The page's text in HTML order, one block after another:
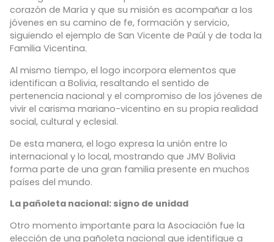
corazón de María y que su misión es acompañar a los
jóvenes en su camino de fe, formación y servicio,
siguiendo el ejemplo de San Vicente de Paúl y de toda la
Familia Vicentina.
Al mismo tiempo, el logo incorpora elementos que
identifican a Bolivia, resaltando el sentido de
pertenencia nacional y el compromiso de los jóvenes de
vivir el carisma mariano-vicentino en su propia realidad
social, cultural y eclesial.
De esta manera, el logo expresa la unión entre lo
internacional y lo local, mostrando que JMV Bolivia
forma parte de una gran familia presente en muchos
países del mundo.
La pañoleta nacional: signo de unidad
Otro momento importante para la Asociación fue la
elección de una pañoleta nacional que identifique a